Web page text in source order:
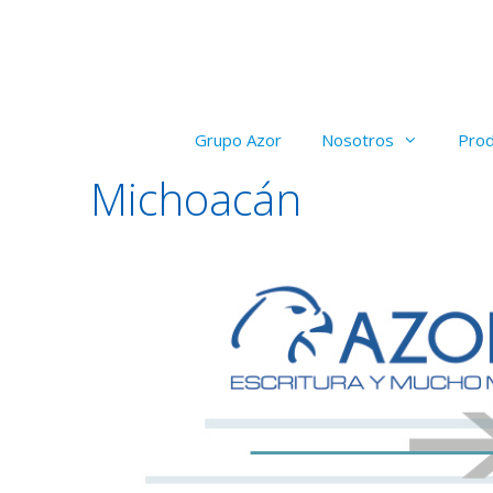
Grupo Azor Nosotros
Michoacán